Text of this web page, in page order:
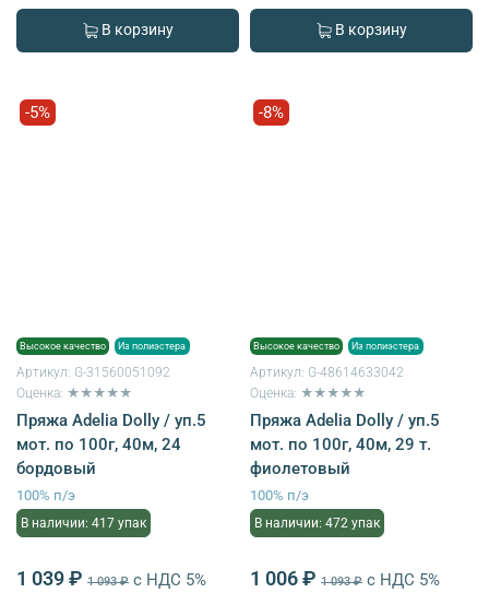
В корзину В корзину
-5%
Высокое качество Из полиэстера
Артикул: G-31560051092
Оценка: ★★★★★
Пряжа Adelia Dolly / уп.5
мот. по 100г, 40м, 24
бордовый
100% п/э
В наличии: 417 упак
1 039 ₽ 1 093 ₽ с НДС 5%
-8%
Высокое качество Из полиэстера
Артикул: G-48614633042
Оценка: ★★★★★
Пряжа Adelia Dolly / уп.5
мот. по 100г, 40м, 29 т.
фиолетовый
100% п/э
В наличии: 472 упак
1 006 ₽ 1 093 ₽ с НДС 5%